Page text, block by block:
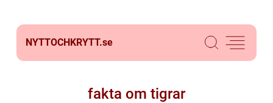
NYTTOCHKRYTT.se
fakta om tigrar